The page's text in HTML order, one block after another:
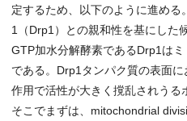
定するため、以下のように進め
1（Drp1）との親和性を基にした
GTP加水分解酵素であるDrp1は
である。Drp1タンパク質の表面
作用で活性が大きく撹乱されうる
そこでまずは、mitochondrial